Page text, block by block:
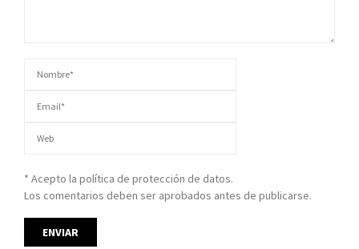
* Acepto la política de protección de datos.
Los comentarios deben ser aprobados antes de publicarse.